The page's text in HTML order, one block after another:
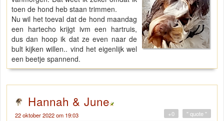
toen de hond heb staan trimmen.
Nu wil het toeval dat de hond maandag
een hartecho krijgt ivm een hartruis,
dus dan hoop ik dat ze even naar de
bult kijken willen.. vind het eigenlijk wel
een beetje spannend.
Hannah & June
22 oktober 2022 om 19:03 " quote "
+0